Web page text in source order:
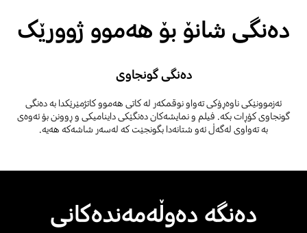
دەنگی شانۆ بۆ هەموو ژوورێک
دەنگی گونجاوی
ئەزموونێکی ناوەڕۆکی تەواو نوقمکەر لە کاتی هەموو کاتژمێرێکدا بە دەنگی
گونجاوی کۆڕات بکە. فیلم و نمایشەکان دەنگێکی داینامیکی و ڕوونن بۆ ئەوەی
بە تەواوی لەگەڵ ئەو شتانەدا بگونجێت کە لەسەر شاشەکە هەیە.
دەنگە دەوڵەمەندەکانی